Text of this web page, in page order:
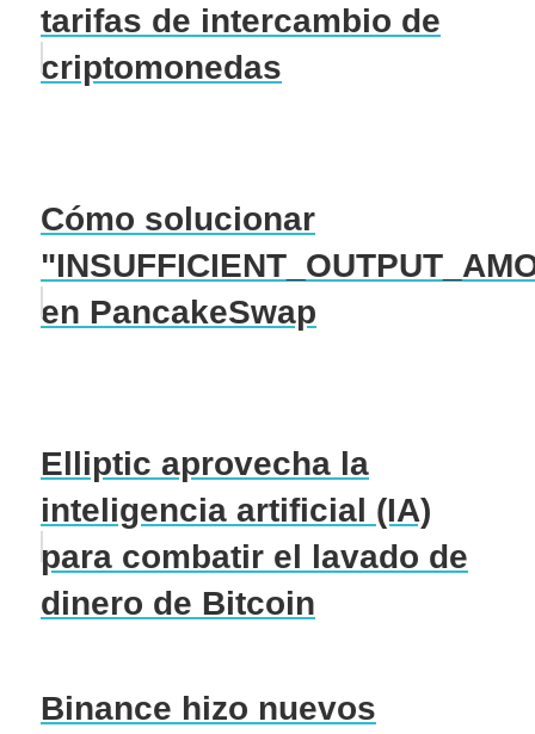
tarifas de intercambio de
criptomonedas
Cómo solucionar
en PancakeSwap
Elliptic aprovecha la
inteligencia artificial (IA)
para combatir el lavado de
dinero de Bitcoin
Binance hizo nuevos